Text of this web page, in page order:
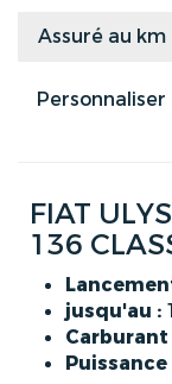
Assuré au km
Personnaliser
FIAT
136
jusqu'au :
Carburant